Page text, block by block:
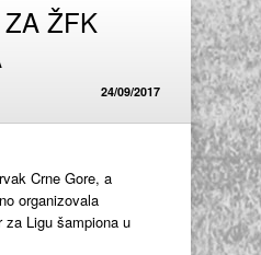
ŽFK
24/09/2017
Crne Gore, a
organizovala
Ligu šampiona u